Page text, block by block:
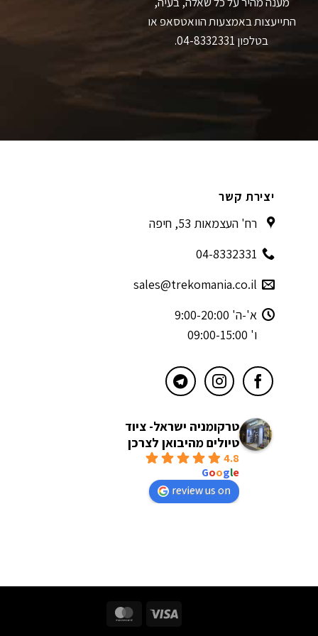
התייעצות באמצעות הוואטסאפ או
בטלפון 04-8332331.
יצירת קשר
רח' העצמאות 53, חיפה
04-8332331
sales@trekomania.co.il
א'-ה' 9:00-20:00
ו' 09:00-15:00
טרקומניה ישראל- ציוד
טיולים מהיבואן לצרכן
4.8
Google
review us on
Visa